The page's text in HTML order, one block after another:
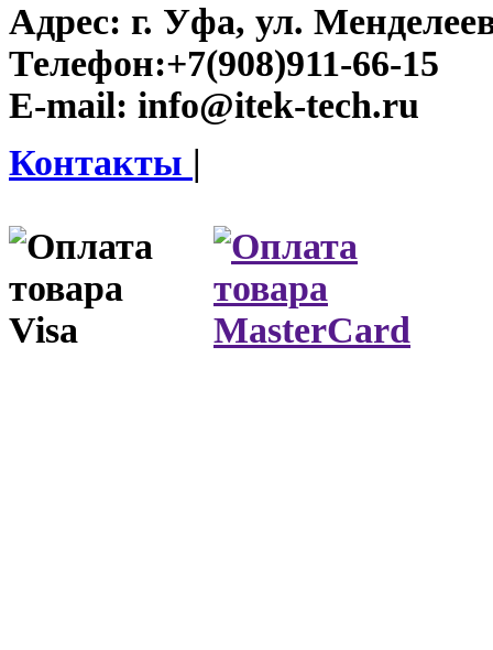
Адрес: г. Уфа, ул.
Телефон:+7(908)911-66-15
E-mail: info@itek-tech.ru
Контакты |